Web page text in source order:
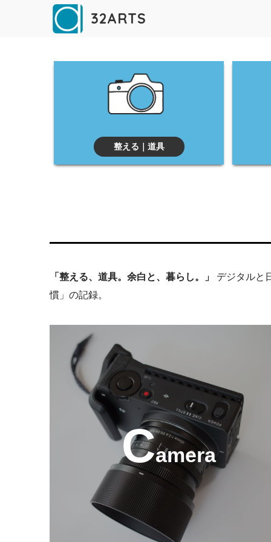
32ARTS
整える｜道具
「整える、道具。余白と、暮らし。」
デジタルと
慣」の記録。
Camera